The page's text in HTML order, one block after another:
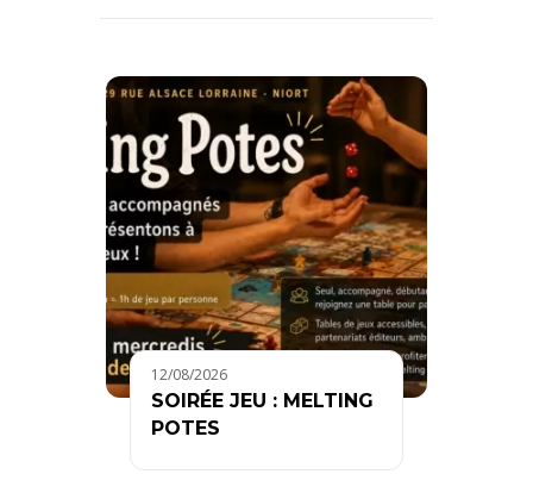
12/08/2026
SOIRÉE JEU : MELTING
POTES